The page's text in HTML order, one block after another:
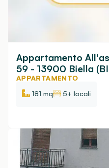
Appartamento
59 - 13900 Biella
APPARTAMENTO
181 mq
5+ locali